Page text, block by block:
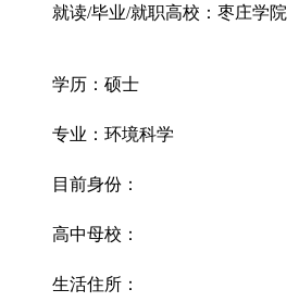
就读/毕业/就职高校：枣庄学院
学历：硕士
专业：环境科学
目前身份：
高中母校：
生活住所：